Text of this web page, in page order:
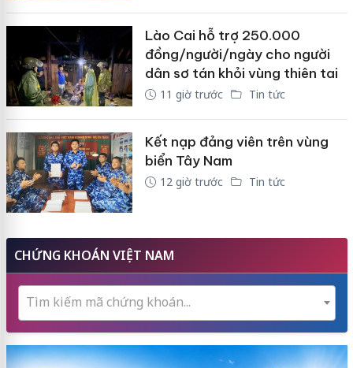
Lào Cai hỗ trợ 250.000
đồng/người/ngày cho người
dân sơ tán khỏi vùng thiên tai
11 giờ trước Tin tức
Kết nạp đảng viên trên vùng
biển Tây Nam
12 giờ trước Tin tức
CHỨNG KHOÁN VIỆT NAM
Tìm kiếm mã chứng khoán...